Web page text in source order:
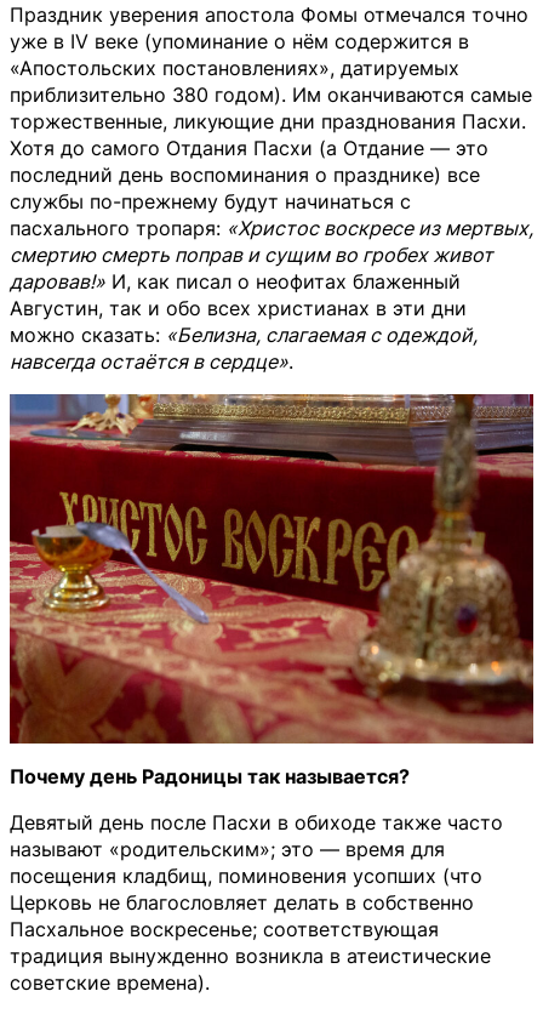
Праздник уверения апостола Фомы отмечался точно
уже в IV веке (упоминание о нём содержится в
«Апостольских постановлениях», датируемых
приблизительно 380 годом). Им оканчиваются самые
торжественные, ликующие дни празднования Пасхи.
Хотя до самого Отдания Пасхи (а Отдание — это
последний день воспоминания о празднике) все
службы по-прежнему будут начинаться с
пасхального тропаря: «Христос воскресе из мертвых,
смертию смерть поправ и сущим во гробех живот
даровав!» И, как писал о неофитах блаженный
Августин, так и обо всех христианах в эти дни
можно сказать: «Белизна, слагаемая с одеждой,
навсегда остаётся в сердце».
Почему день Радоницы так называется?
Девятый день после Пасхи в обиходе также часто
называют «родительским»; это — время для
посещения кладбищ, поминовения усопших (что
Церковь не благословляет делать в собственно
Пасхальное воскресенье; соответствующая
традиция вынужденно возникла в атеистические
советские времена).